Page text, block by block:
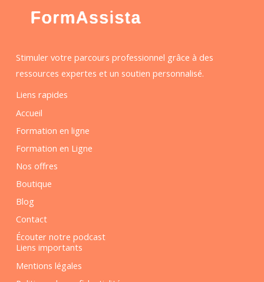
Stimuler votre parcours professionnel grâce à des
ressources expertes et un soutien personnalisé.
Liens rapides
Accueil
Formation en ligne
Formation en Ligne
Nos offres
Boutique
Blog
Contact
Écouter notre podcast
Liens importants
Mentions légales